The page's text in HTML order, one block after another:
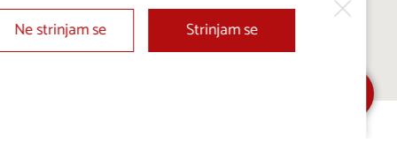
Ne strinjam se Strinjam se